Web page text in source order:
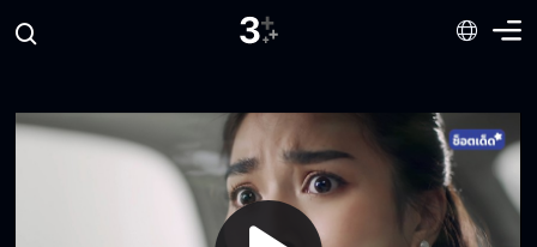
ไล่มันออกไป ไม่งั้นเลิกกัน